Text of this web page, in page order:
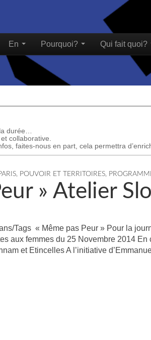
menu
En Pourquoi? Qui fait quoi?
durée…
collaborative.
faites-nous en part, cela permettra
, POUVOIR ET TERRITOIRES,
» Atelier
Tags « Même pas Peur » Pour la
aux femmes du 25 Novembre 2014
et Etincelles A l’initiative